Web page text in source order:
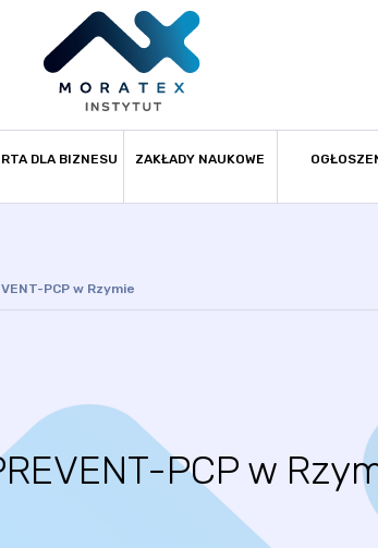
DLA BIZNESU ZAKŁADY NAUKOWE
PCP w Rzymie
PCP w